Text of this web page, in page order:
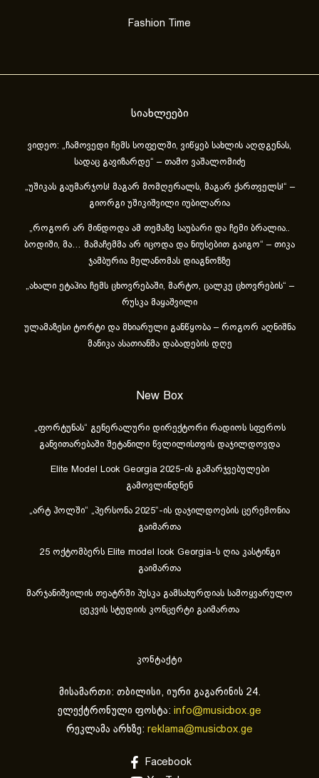
Fashion Time
სიახლეები
ვიდეო: „ჩამოვედი ჩემს სოფელში, ვიწყებ სახლის აღდგენას,
სადაც გავიზარდე“ – თამო ვაშალომიძე
„უშიკას გაუმარჯოს! მაგარ მომღერალს, მაგარ ქართველს!“ –
გიორგი უშიკიშვილი იუბილარია
„როგორ არ მინდოდა ამ თემაზე საუბარი და ჩემი ბრალია..
ბოდიში, მა… მამაჩემმა არ იცოდა და ნიუსებით გაიგო“ – თიკა
ჯამბურია მელანომას დიაგნოზზე
„ახა­ლი ეტა­პია ჩემს ცხოვ­რე­ბა­ში, მარ­ტო, ცალ­კე ცხოვ­რე­ბის“ –
რუსკა მაყაშვილი
ულამაზესი ტორტი და მხიარული განწყობა – როგორ აღნიშნა
მანიკა ასათიანმა დაბადების დღე
New Box
„ფორტუნას“ გენერალური დირექტორი რადიოს სფეროს
განვითარებაში შეტანილი წვლილისთვის დაჯილდოვდა
Elite Model Look Georgia 2025-ის გამარჯვებულები
გამოვლინდნენ
„არტ ჰოლში“ „პერსონა 2025“-ის დაჯილდოების ცერემონია
გაიმართა
25 ოქტომბერს Elite model look Georgia-ს ღია კასტინგი
გაიმართა
მარჯანიშვილის თეატრში პუსკა გამსახურდიას სამოყვარულო
ცეკვის სტუდიის კონცერტი გაიმართა
კონტაქტი
მისამართი: თბილისი, იური გაგარინის 24.
ელექტრონული ფოსტა: info@musicbox.ge
რეკლამა არხზე: reklama@musicbox.ge
Facebook